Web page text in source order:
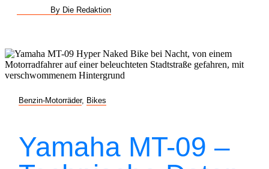
By Die Redaktion
Benzin-Motorräder, Bikes
Yamaha MT-09 –